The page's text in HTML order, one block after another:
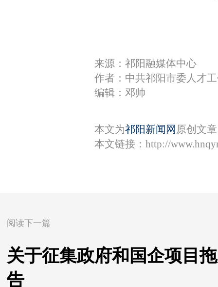
来源：祁阳融媒体中心
作者：中共祁阳市委人才
编辑：邓帅
本文为祁阳新闻网 原创文
本文链接： http://
阅读下一篇
关于征集政府和国企项目
告